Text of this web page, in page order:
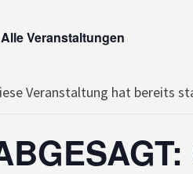
Veranstaltungen
Veranstaltung hat bereits